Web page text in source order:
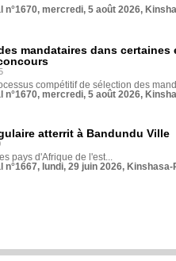
n°1670, mercredi, 5 août 2026,
mandataires dans
compétitif de sélection des
n°1670, mercredi, 5 août 2026,
atterrit à Bandundu Ville
pays d'Afrique de l'est...
n°1667, lundi, 29 juin 2026,